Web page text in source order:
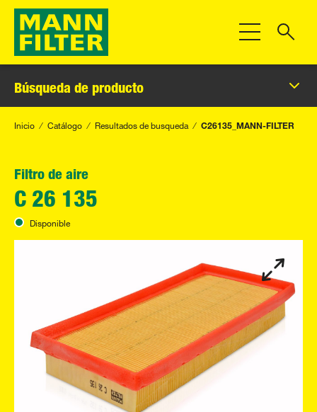
Toggle
Búsqueda de producto
Inicio Catálogo Resultados de busqueda C26135_MANN-FILTER
Filtro de aire
C 26 135
Disponible